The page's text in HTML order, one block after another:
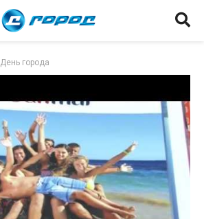
День города